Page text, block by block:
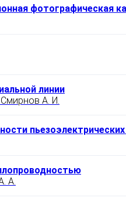
фотографическая
линии
А. И.
А.